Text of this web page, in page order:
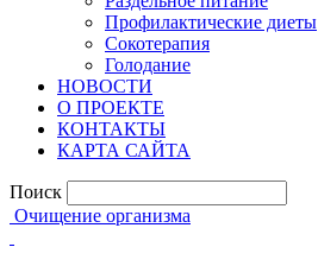
Профилактические диеты
Сокотерапия
Голодание
НОВОСТИ
О ПРОЕКТЕ
КОНТАКТЫ
КАРТА САЙТА
Поиск
Очищение организма